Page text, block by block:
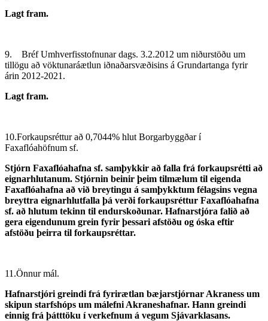
Lagt fram.
9. Bréf Umhverfisstofnunar dags. 3.2.2012 um niðurstöðu um
tillögu að vöktunaráætlun iðnaðarsvæðisins á Grundartanga fyrir
árin 2012-2021.
Lagt fram.
10.Forkaupsréttur að 0,7044% hlut Borgarbyggðar í
Faxaflóahöfnum sf.
Stjórn Faxaflóahafna sf. samþykkir að falla frá forkaupsrétti að
eignar­hlutanum. Stjórnin beinir þeim tilmælum til eigenda
Faxaflóahafna að við breytingu á samþykktum félagsins vegna
breyttra eignarhlutfalla þá verði forkaupsréttur Faxaflóahafna
sf. að hlutum tekinn til endurskoðunar. Hafnarstjóra falið að
gera eigendunum grein fyrir þessari afstöðu og óska eftir
afstöðu þeirra til forkaupsréttar.
11.Önnur mál.
Hafnarstjóri greindi frá fyrirætlan bæjarstjórnar Akraness um
skipun starfs­hóps um málefni Akraneshafnar. Hann greindi
einnig frá þátttöku í verkefnum á vegum Sjávarklasans.